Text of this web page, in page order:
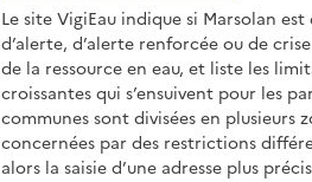
Le site VigiEau indique si Marsolan
d’alerte, d’alerte renforcée ou de
de la ressource en eau, et liste les
croissantes qui s’ensuivent pour les
communes sont divisées en plusieurs
concernées par des restrictions
alors la saisie d’une adresse plus